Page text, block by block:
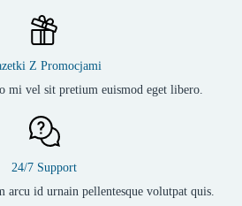
Z Promocjami
mi vel sit pretium euismod eget libero.
24/7 Support
id urnain pellentesque volutpat quis.